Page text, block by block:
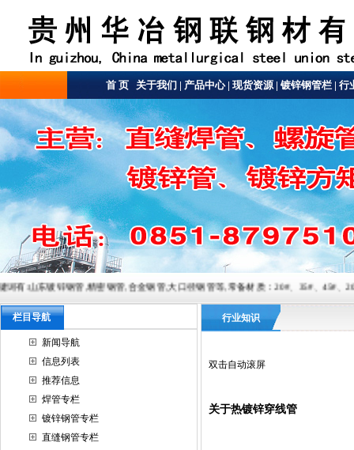
首 页 关于我们 | 产品中心| 现货资源| 镀锌钢管栏 | 行
:山东镀锌钢管,精密钢管,合金钢管,大口径钢管等,常备材质：20#、35#、45#、
栏目导航
新闻导航
信息列表
推荐信息
焊管专栏
镀锌钢管专栏
直缝钢管专栏
行业知识
双击自动滚屏
关于热镀锌穿线管